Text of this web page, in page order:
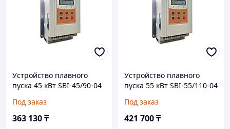
Устройство плавного
пуска 45 кВт SBI-45/90-04
Под заказ
363 130₸
Устройство плавного
пуска 55 кВт SBI-55/110-04
Под заказ
421 700₸